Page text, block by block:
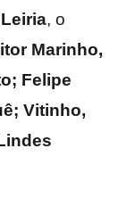
Leiria, o
Marinho,
Felipe
Vitinho,